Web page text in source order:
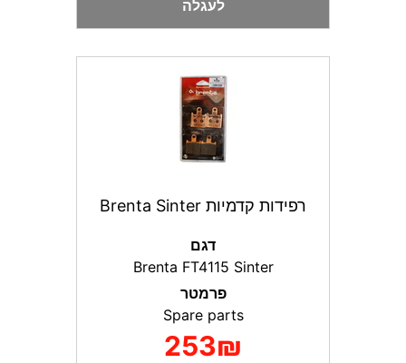
לעגלה
רפידות קדמיות Brenta Sinter
דגם
Brenta FT4115 Sinter
פרמטר
Spare parts
253₪